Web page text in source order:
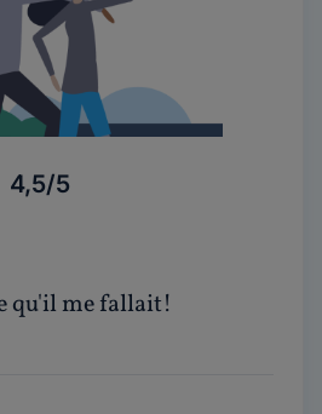
4,5/5
qu'il me fallait!